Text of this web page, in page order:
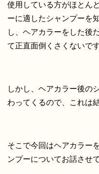
使用している方がほとん
ーに適したシャンプーを
し、ヘアカラーをした後
て正直面倒くさくないで
しかし、ヘアカラー後の
わってくるので、これは
そこで今回はヘアカラー
ンプーについてお話させ